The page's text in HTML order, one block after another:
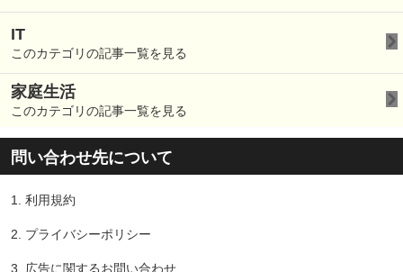
IT
このカテゴリの記事一覧を見る
家庭生活
このカテゴリの記事一覧を見る
問い合わせ先について
1. 利用規約
2. プライバシーポリシー
3. 広告に関するお問い合わせ